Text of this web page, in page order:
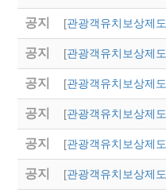
공지 [관광객유치보상제
공지 [관광객유치보상제
공지 [관광객유치보상제
공지 [관광객유치보상제
공지 [관광객유치보상제
공지 [관광객유치보상제